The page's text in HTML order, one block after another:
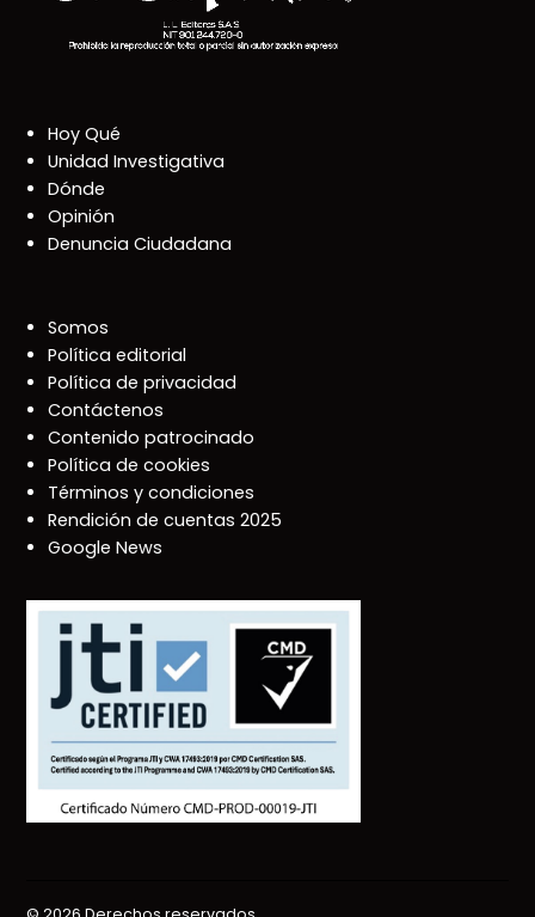
Hoy Qué
Unidad Investigativa
Dónde
Opinión
Denuncia Ciudadana
Somos
Política editorial
Política de privacidad
Contáctenos
Contenido patrocinado
Política de cookies
Términos y condiciones
Rendición de cuentas 2025
Google News